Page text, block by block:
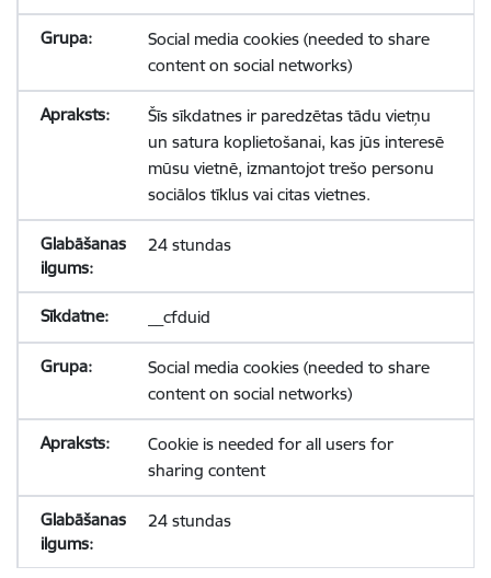
Social media cookies (needed to share
content on social networks)
Šīs sīkdatnes ir paredzētas tādu vietņu
un satura koplietošanai, kas jūs interesē
mūsu vietnē, izmantojot trešo personu
sociālos tīklus vai citas vietnes.
24 stundas
__cfduid
Social media cookies (needed to share
content on social networks)
Cookie is needed for all users for
sharing content
24 stundas